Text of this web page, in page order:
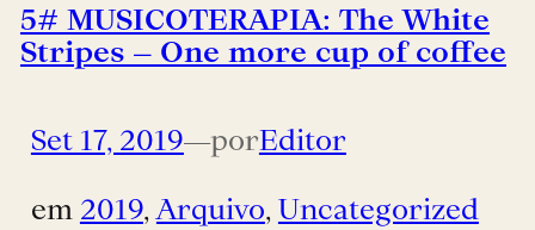
5# MUSICOTERAPIA: The White
Stripes – One more cup of coffee
Set 17, 2019—porEditor
em 2019, Arquivo, Uncategorized